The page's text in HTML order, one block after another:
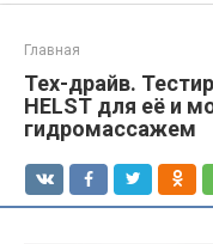
Главная
Тех-драйв.
HELST для её и
гидромассажем